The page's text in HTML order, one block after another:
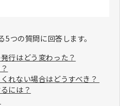
つの質問に回答します。
行はどう変わった？
れない場合はどうすべき？
には？